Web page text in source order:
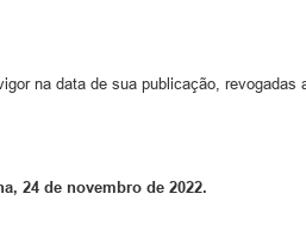
na data de sua publicação,
24 de novembro de 2022.